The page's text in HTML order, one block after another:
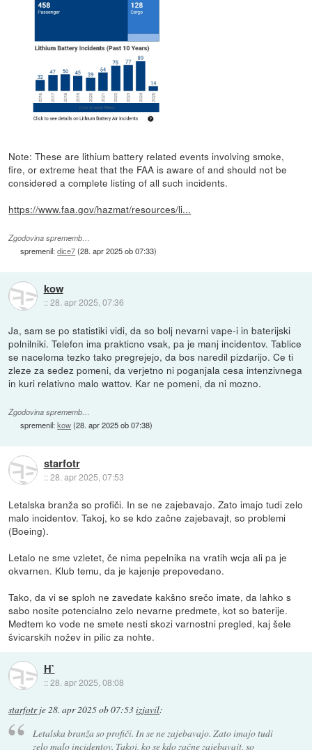
Note: These are lithium battery related events involving smoke,
fire, or extreme heat that the FAA is aware of and should not be
considered a complete listing of all such incidents.
https://www.faa.gov/hazmat/resources/li...
Zgodovina sprememb…
spremenil:dice7(28. apr 2025 ob 07:33)
kow
::28. apr 2025, 07:36
Ja, sam se po statistiki vidi, da so bolj nevarni vape-i in baterijski
polnilniki. Telefon ima prakticno vsak, pa je manj incidentov. Tablice
se naceloma tezko tako pregrejejo, da bos naredil pizdarijo. Ce ti
zleze za sedez pomeni, da verjetno ni poganjala cesa intenzivnega
in kuri relativno malo wattov. Kar ne pomeni, da ni mozno.
Zgodovina sprememb…
spremenil:kow(28. apr 2025 ob 07:38)
starfotr
::28. apr 2025, 07:53
Letalska branža so profiči. In se ne zajebavajo. Zato imajo tudi zelo
malo incidentov. Takoj, ko se kdo začne zajebavajt, so problemi
(Boeing).
Letalo ne sme vzletet, če nima pepelnika na vratih wcja ali pa je
okvarnen. Klub temu, da je kajenje prepovedano.
Tako, da vi se sploh ne zavedate kakšno srečo imate, da lahko s
sabo nosite potencialno zelo nevarne predmete, kot so baterije.
Medtem ko vode ne smete nesti skozi varnostni pregled, kaj šele
švicarskih nožev in pilic za nohte.
H`
::28. apr 2025, 08:08
starfotrje28. apr 2025 ob 07:53izjavil:
Letalska branža so profiči. In se ne zajebavajo. Zato imajo tudi
zelo malo incidentov. Takoj, ko se kdo začne zajebavajt, so